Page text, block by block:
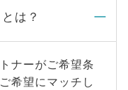
は？
ナーがご希望条
希望にマッチし